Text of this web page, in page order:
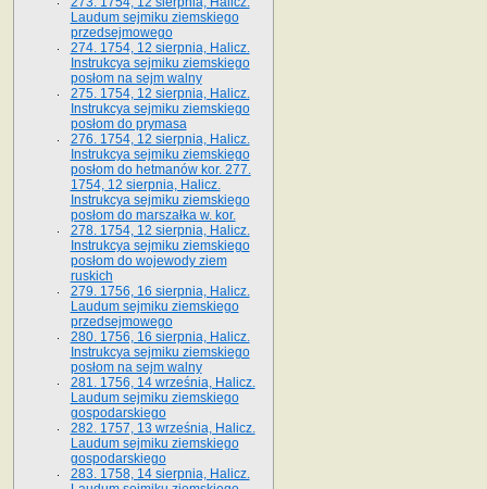
Laudum sejmiku ziemskiego
przedsejmowego
274. 1754, 12 sierpnia, Halicz.
Instrukcya sejmiku ziemskiego
posłom na sejm walny
275. 1754, 12 sierpnia, Halicz.
Instrukcya sejmiku ziemskiego
posłom do prymasa
276. 1754, 12 sierpnia, Halicz.
Instrukcya sejmiku ziemskiego
posłom do hetmanów kor. 277.
1754, 12 sierpnia, Halicz.
Instrukcya sejmiku ziemskiego
posłom do marszałka w. kor.
278. 1754, 12 sierpnia, Halicz.
Instrukcya sejmiku ziemskiego
posłom do wojewody ziem
ruskich
279. 1756, 16 sierpnia, Halicz.
Laudum sejmiku ziemskiego
przedsejmowego
280. 1756, 16 sierpnia, Halicz.
Instrukcya sejmiku ziemskiego
posłom na sejm walny
281. 1756, 14 września, Halicz.
Laudum sejmiku ziemskiego
gospodarskiego
282. 1757, 13 września, Halicz.
Laudum sejmiku ziemskiego
gospodarskiego
283. 1758, 14 sierpnia, Halicz.